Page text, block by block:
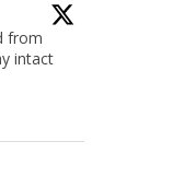
from
intact